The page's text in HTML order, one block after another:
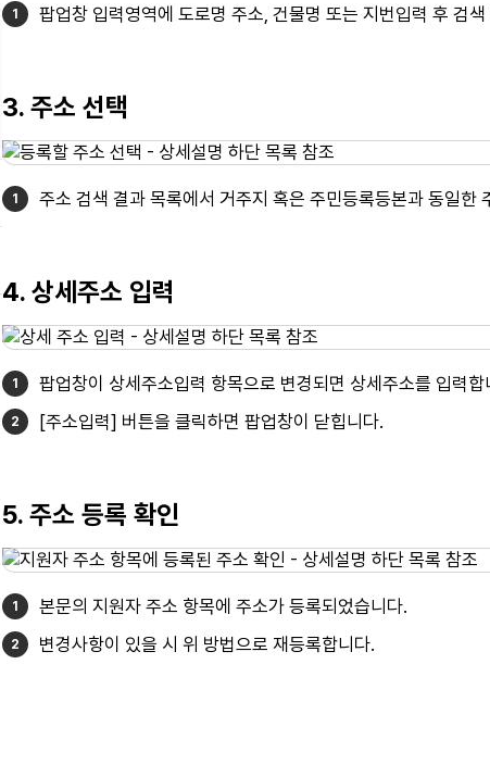
팝업창 입력영역에 도로명 주소, 건물명 또는 지번입력 후 검
3. 주소 선택
주소 검색 결과 목록에서 거주지 혹은 주민등록등본과 동일한
4. 상세주소 입력
팝업창이 상세주소입력 항목으로 변경되면 상세주소를 입력합
[주소입력] 버튼을 클릭하면 팝업창이 닫힙니다.
5. 주소 등록 확인
본문의 지원자 주소 항목에 주소가 등록되었습니다.
변경사항이 있을 시 위 방법으로 재등록합니다.